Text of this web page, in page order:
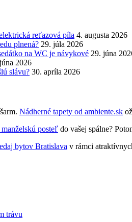
reťazová píla 4. augusta 2026
plnená? 29. júla 2026
na WC je návykové 29. júna
2026
slávu? 30. apríla 2026
Nádherné tapety od ambiente.sk
posteľ do vašej spálne?
bytov Bratislava v rámci
trávu